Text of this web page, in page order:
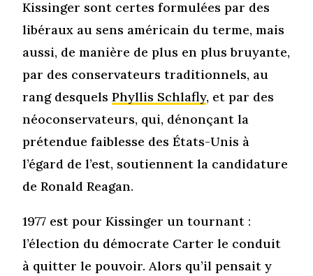
Kissinger sont certes formulées par des
libéraux au sens américain du terme, mais
aussi, de manière de plus en plus bruyante,
par des conservateurs traditionnels, au
rang desquelsPhyllis Schlafly, et par des
néoconservateurs, qui, dénonçant la
prétendue faiblesse des États-Unis à
l’égard de l’est, soutiennent la candidature
de Ronald Reagan.
1977 est pour Kissinger un tournant :
l’élection du démocrate Carter le conduit
à quitter le pouvoir. Alors qu’il pensait y